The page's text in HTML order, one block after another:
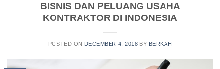
BISNIS DAN PELUANG USAHA
KONTRAKTOR DI INDONESIA
POSTED ON DECEMBER 4, 2018 BY BERKAH